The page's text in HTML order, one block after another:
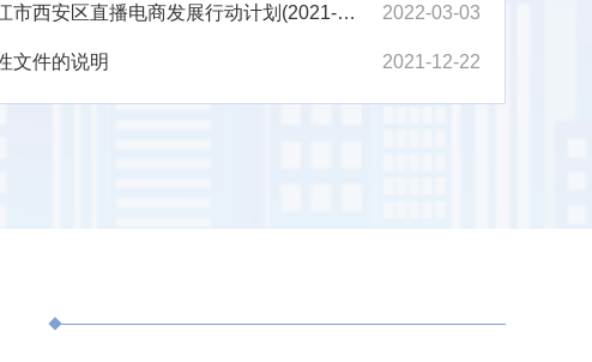
直播电商发展行动计划(2021-2022年)的通知 2022-03-03
文件的说明 2021-12-22